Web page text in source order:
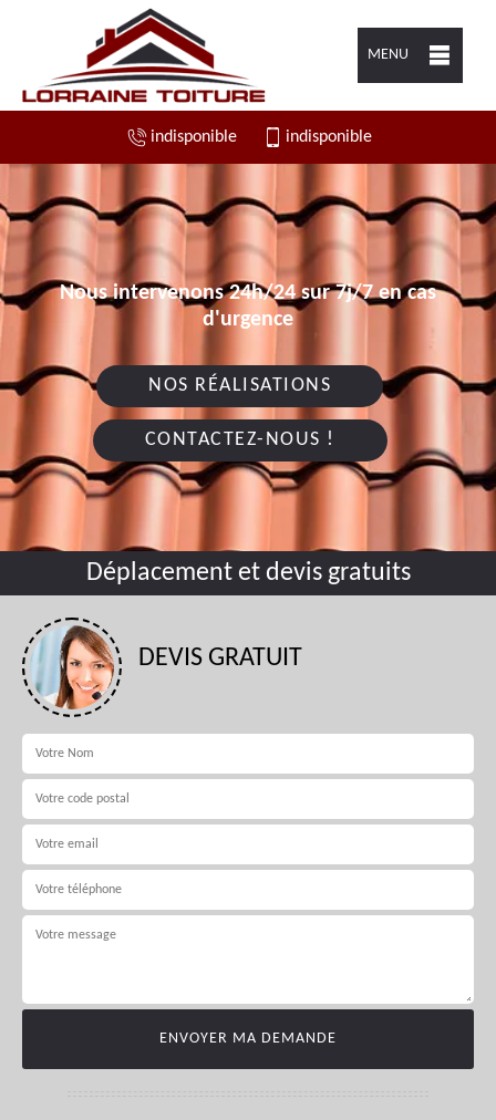
MENU
indisponible indisponible
Nous intervenons 24h/24 sur 7j/7 en cas
d'urgence
NOS RÉALISATIONS
CONTACTEZ-NOUS !
Déplacement et devis gratuits
DEVIS GRATUIT